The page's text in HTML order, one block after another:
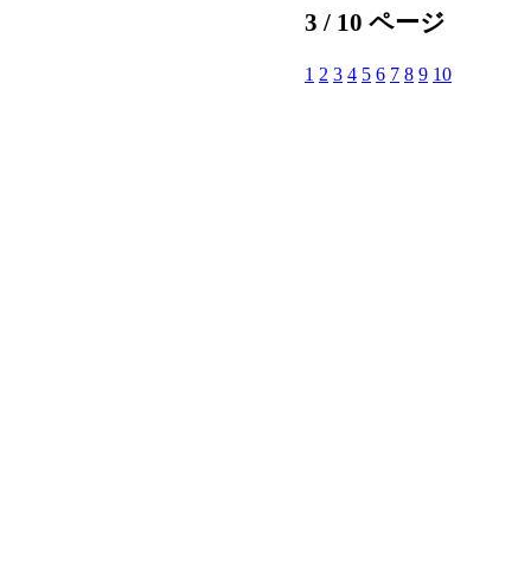
3 / 10 ページ
1 2 3 4 5 6 7 8 9 10